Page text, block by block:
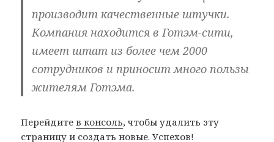
производит качественные штучки.
Компания находится в Готэм-сити,
имеет штат из более чем 2000
сотрудников и приносит много пользы
жителям Готэма.
Перейдитев консоль, чтобы удалить эту
страницу и создать новые. Успехов!